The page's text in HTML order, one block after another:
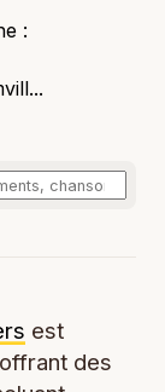
:
est
des